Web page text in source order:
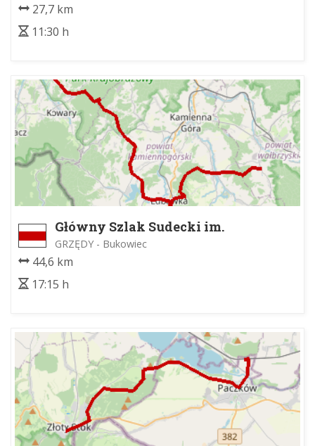
27,7 km
11:30 h
Główny Szlak Sudecki im.
Mieczysława Orłowicza
GRZĘDY - Bukowiec
44,6 km
17:15 h